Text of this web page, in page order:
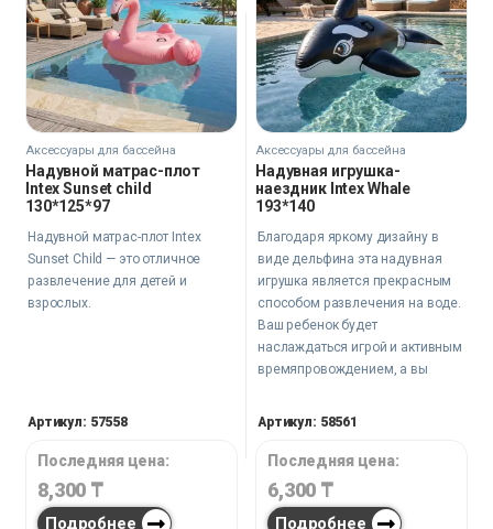
Аксессуары для бассейна
Надувной матрас-плот
Intex Sunset child
130*125*97
Надувной матрас-плот Intex
Sunset Child — это отличное
развлечение для детей и
взрослых.
Артикул: 57558
Последняя цена:
8,300 ₸
Подробнее
Аксессуары для бассейна
Надувная игрушка-
наездник Intex Whale
193*140
Благодаря яркому дизайну в
виде дельфина эта надувная
игрушка является прекрасным
способом развлечения на воде.
Ваш ребенок будет
наслаждаться игрой и активным
времяпровождением, а вы
безопасности и комфорте.
Артикул: 58561
Последняя цена:
6,300 ₸
Подробнее